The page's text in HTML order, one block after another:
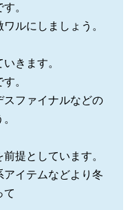
。
ルにしましょう。
きます。
。
スファイナルなどの
提としています。
アイテムなどより冬
て